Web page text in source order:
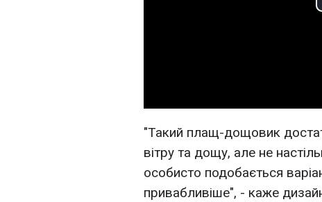
"Такий плащ-дощовик
вітру та дощу, але не
особисто подобається
привабливіше", - каже